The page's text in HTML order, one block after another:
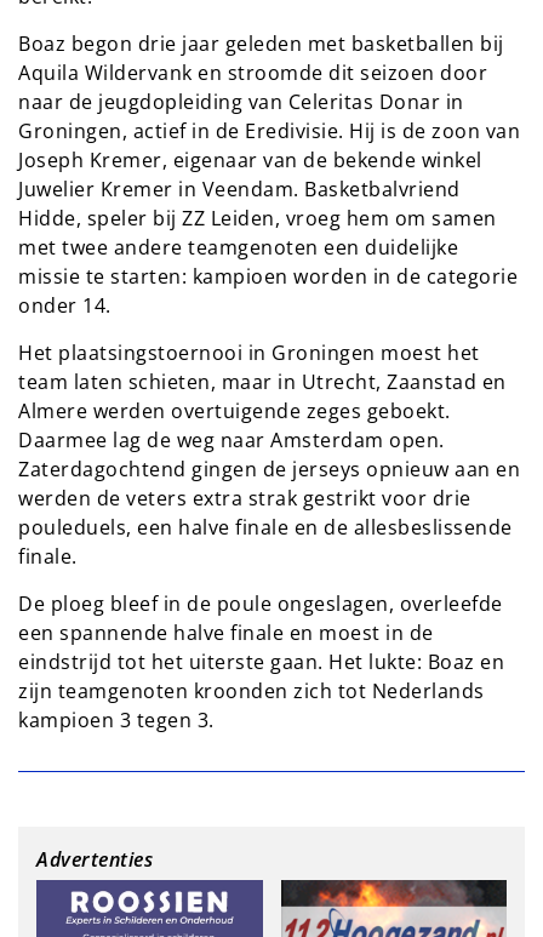
Boaz begon drie jaar geleden met basketballen bij
Aquila Wildervank en stroomde dit seizoen door
naar de jeugdopleiding van Celeritas Donar in
Groningen, actief in de Eredivisie. Hij is de zoon van
Joseph Kremer, eigenaar van de bekende winkel
Juwelier Kremer in Veendam. Basketbalvriend
Hidde, speler bij ZZ Leiden, vroeg hem om samen
met twee andere teamgenoten een duidelijke
missie te starten: kampioen worden in de categorie
onder 14.
Het plaatsingstoernooi in Groningen moest het
team laten schieten, maar in Utrecht, Zaanstad en
Almere werden overtuigende zeges geboekt.
Daarmee lag de weg naar Amsterdam open.
Zaterdagochtend gingen de jerseys opnieuw aan en
werden de veters extra strak gestrikt voor drie
pouleduels, een halve finale en de allesbeslissende
finale.
De ploeg bleef in de poule ongeslagen, overleefde
een spannende halve finale en moest in de
eindstrijd tot het uiterste gaan. Het lukte: Boaz en
zijn teamgenoten kroonden zich tot Nederlands
kampioen 3 tegen 3.
Advertenties